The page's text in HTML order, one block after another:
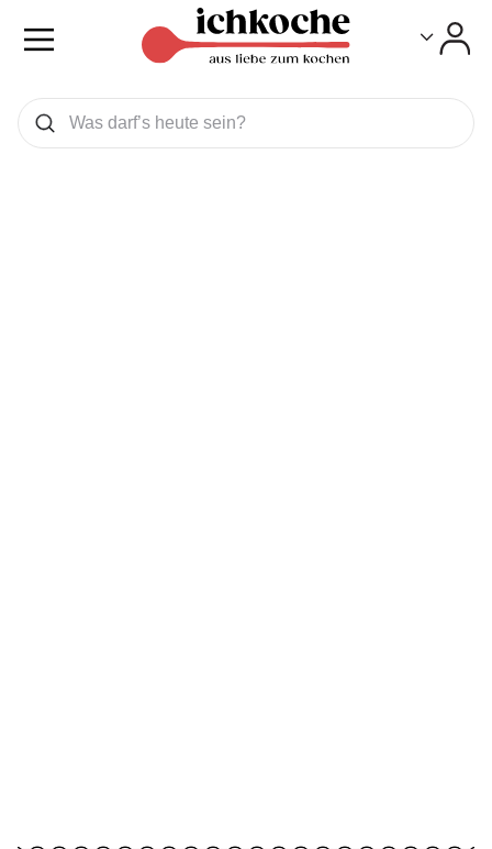
Was wollen Sie suchen
Suchen